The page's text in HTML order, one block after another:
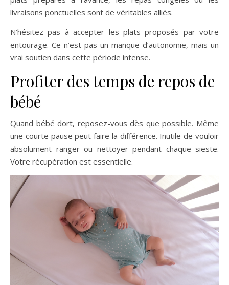
livraisons ponctuelles sont de véritables alliés.
N’hésitez pas à accepter les plats proposés par votre
entourage. Ce n’est pas un manque d’autonomie, mais un
vrai soutien dans cette période intense.
Profiter des temps de repos de
bébé
Quand bébé dort, reposez-vous dès que possible. Même
une courte pause peut faire la différence. Inutile de vouloir
absolument ranger ou nettoyer pendant chaque sieste.
Votre récupération est essentielle.